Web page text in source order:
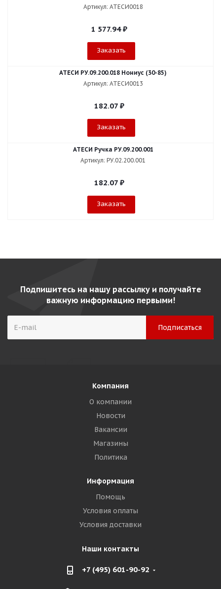
Артикул: АТЕСИ0018
1 577.94₽
Заказать
АТЕСИ РУ.09.200.018 Нониус (30-85)
Артикул: АТЕСИ0013
182.07 ₽
Заказать
АТЕСИ Ручка РУ.09.200.001
Артикул: РУ.02.200.001
182.07 ₽
Заказать
Подпишитесь на нашу рассылку и получайте
важную информацию первыми!
Компания
О компании
Новости
Вакансии
Магазины
Политика
Информация
Помощь
Условия оплаты
Условия доставки
Наши контакты
+7 (495) 601-90-92